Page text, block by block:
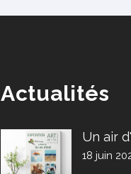
Actualités
Un air
18 juin